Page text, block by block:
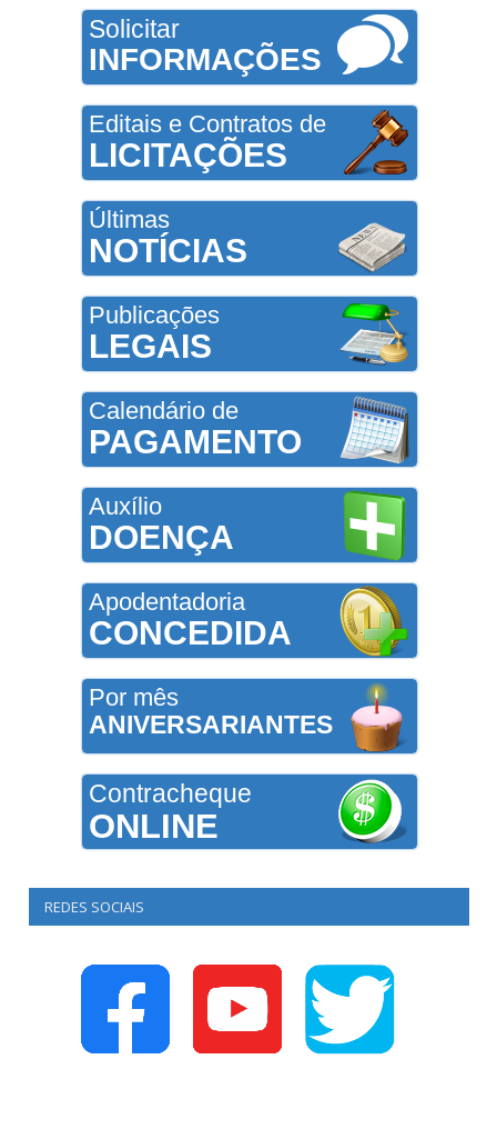
Solicitar
INFORMAÇÕES
Editais e Contratos de
LICITAÇÕES
Últimas
NOTÍCIAS
Publicações
LEGAIS
Calendário de
PAGAMENTO
Auxílio
DOENÇA
Apodentadoria
CONCEDIDA
Por mês
ANIVERSARIANTES
Contracheque
ONLINE
REDES SOCIAIS